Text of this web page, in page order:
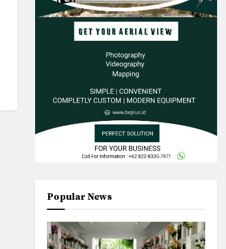
Popular News